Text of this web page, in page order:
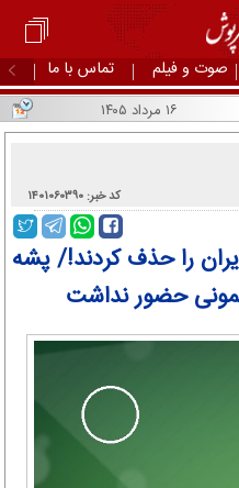
صوت و فیلم تماس با ما
کد خبر: ۱۴۰۱۰۶۰۳۹۰
را حذف کردند!/ پشه
حضور نداشت